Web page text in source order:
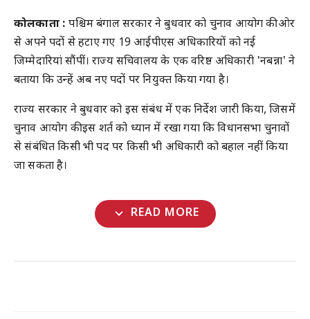
कोलकाता :पश्चिम बंगाल सरकार ने बुधवार को चुनाव आयोग की ओर
से अपने पदों से हटाए गए 19 आईपीएस अधिकारियों को नई
जिम्मेदारियां सौंपीं। राज्य सचिवालय के एक वरिष्ठ अधिकारी 'नबन्ना' ने
बताया कि उन्हें अब नए पदों पर नियुक्त किया गया है।
राज्य सरकार ने बुधवार को इस संबंध में एक निर्देश जारी किया, जिसमें
चुनाव आयोग की इस शर्त को ध्यान में रखा गया कि विधानसभा चुनावों
से संबंधित किसी भी पद पर किसी भी अधिकारी को बहाल नहीं किया
जा सकता है।
expand_more READ MORE